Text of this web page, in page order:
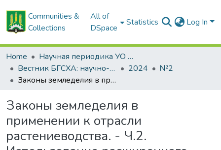
Communities &
Collections
All of
DSpace
Statistics Log In
Home
Научная периодика УО БГСХА
Вестник БГСХА: научно-методический журнал Белорусской государственной сельскохозяйственной академии
2024
№2
Законы земледелия в применении к отрасли растениеводства. - Ч.2. Использование расширенного перечня законов земледелия и растениеводства в учебном процессе
Законы земледелия в
применении к отрасли
растениеводства. - Ч.2.